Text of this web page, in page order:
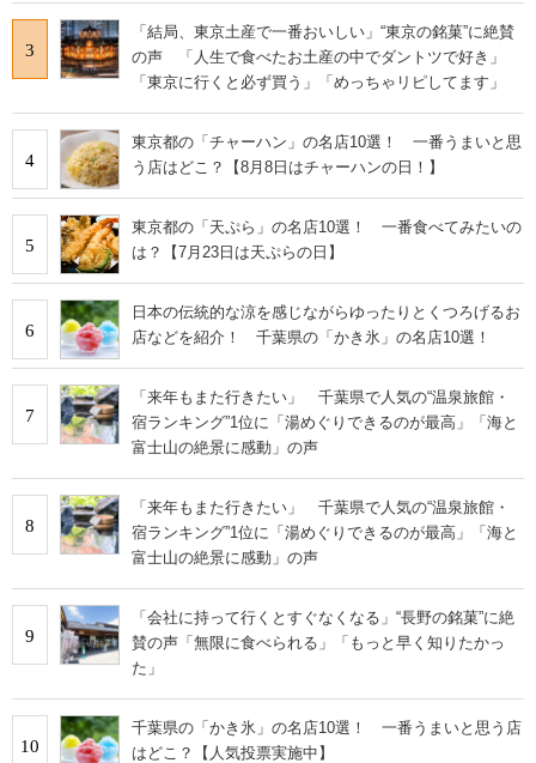
3
「結局、東京土産で一番おいしい」“東京の銘菓”に絶賛
の声 「人生で食べたお土産の中でダントツで好き」
「東京に行くと必ず買う」「めっちゃリピしてます」
4
東京都の「チャーハン」の名店10選！ 一番うまいと思
う店はどこ？【8月8日はチャーハンの日！】
5
東京都の「天ぷら」の名店10選！ 一番食べてみたいの
は？【7月23日は天ぷらの日】
6
日本の伝統的な涼を感じながらゆったりとくつろげるお
店などを紹介！ 千葉県の「かき氷」の名店10選！
7
「来年もまた行きたい」 千葉県で人気の“温泉旅館・
宿ランキング”1位に「湯めぐりできるのが最高」「海と
富士山の絶景に感動」の声
8
「来年もまた行きたい」 千葉県で人気の“温泉旅館・
宿ランキング”1位に「湯めぐりできるのが最高」「海と
富士山の絶景に感動」の声
9
「会社に持って行くとすぐなくなる」“長野の銘菓”に絶
賛の声「無限に食べられる」「もっと早く知りたかっ
た」
10
千葉県の「かき氷」の名店10選！ 一番うまいと思う店
はどこ？【人気投票実施中】